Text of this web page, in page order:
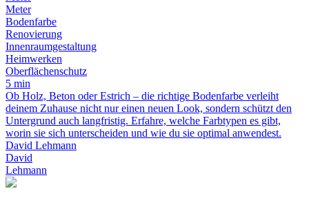
Meter
Bodenfarbe
Renovierung
Innenraumgestaltung
Heimwerken
Oberflächenschutz
5 min
Ob Holz, Beton oder Estrich – die richtige Bodenfarbe verleiht
deinem Zuhause nicht nur einen neuen Look, sondern schützt den
Untergrund auch langfristig. Erfahre, welche Farbtypen es gibt,
worin sie sich unterscheiden und wie du sie optimal anwendest.
David Lehmann
David
Lehmann